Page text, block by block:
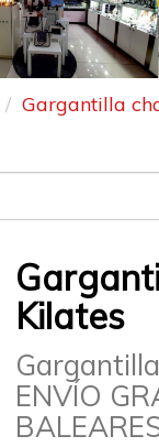
Gargantilla
Kilates
ENVÍO